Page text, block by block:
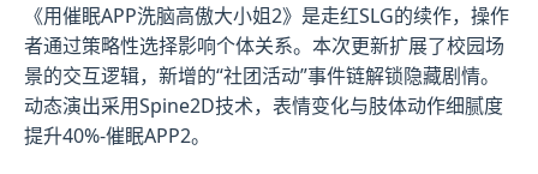
《用催眠APP洗脑高傲大小姐2》是走红SLG的续作，操作
者通过策略性选择影响个体关系。本次更新扩展了校园场
景的交互逻辑，新增的“社团活动”事件链解锁隐藏剧情。
动态演出采用Spine2D技术，表情变化与肢体动作细腻度
提升40%-催眠APP2。